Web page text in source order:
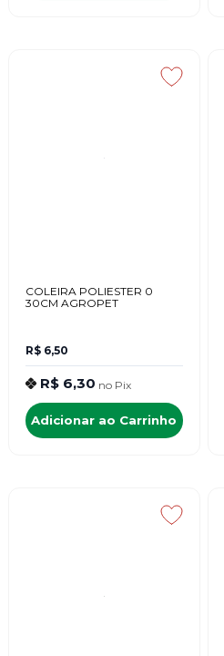
COLEIRA POLIESTER 0
30CM AGROPET
R$ 6,50
R$ 6,30 no Pix
Adicionar ao Carrinho